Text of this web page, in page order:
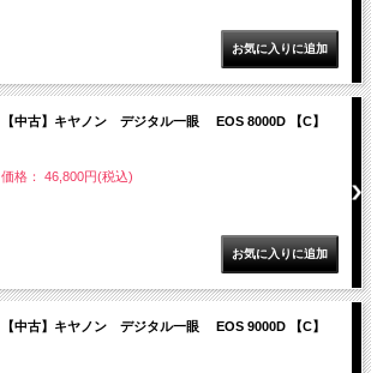
【中古】キヤノン デジタル一眼 EOS 8000D 【C】
価格： 46,800円(税込)
【中古】キヤノン デジタル一眼 EOS 9000D 【C】